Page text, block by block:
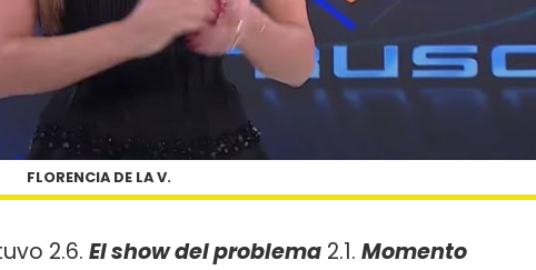
FLORENCIA DE LA V.
2.6. El show del problema 2.1. Momento